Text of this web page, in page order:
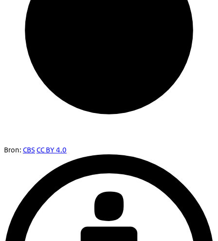
Bron: CBS CC BY 4.0